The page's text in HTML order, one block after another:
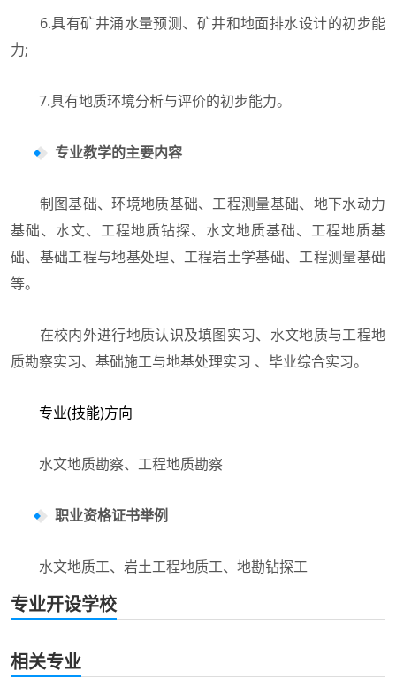
6.具有矿井涌水量预测、矿井和地面排水设计的初步能
力;
7.具有地质环境分析与评价的初步能力。
专业教学的主要内容
制图基础、环境地质基础、工程测量基础、地下水动力
基础、水文、工程地质钻探、水文地质基础、工程地质基
础、基础工程与地基处理、工程岩土学基础、工程测量基础
等。
在校内外进行地质认识及填图实习、水文地质与工程地
质勘察实习、基础施工与地基处理实习 、毕业综合实习。
专业(技能)方向
水文地质勘察、工程地质勘察
职业资格证书举例
水文地质工、岩土工程地质工、地勘钻探工
专业开设学校
相关专业